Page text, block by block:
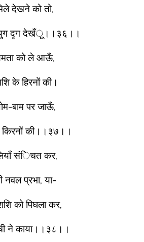
देखने को तो,
दृग देखँू।।३६।।
को ले आऊँ,
के हिरनों की।
बाम पर जाऊँ,
की।।३७।।
संिचत कर,
नवल प्रभा, या-
को पिघला कर,
ने काया।।३८।।